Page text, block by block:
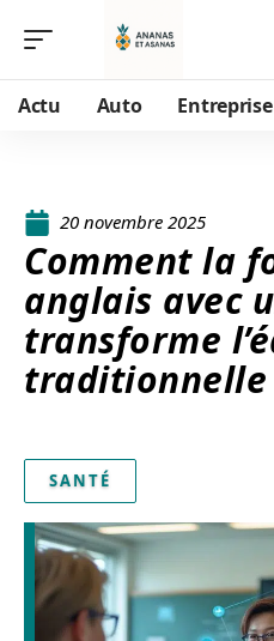
Actu Auto Entreprise
20 novembre 2025
Comment la
anglais avec
transforme
traditionnelle
SANTÉ